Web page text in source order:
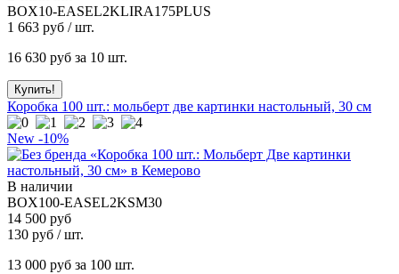
BOX10-EASEL2KLIRA175PLUS
1 663 руб / шт.
16 630 руб за 10 шт.
Коробка 100 шт.: мольберт две картинки настольный, 30 см
New -10%
В наличии
BOX100-EASEL2KSM30
14 500 руб
130 руб / шт.
13 000 руб за 100 шт.